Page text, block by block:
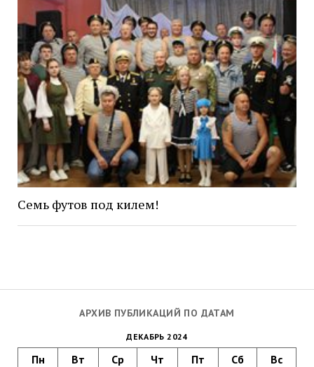
АРХИВ ПУБЛИКАЦИЙ ПО ДАТАМ
ДЕКАБРЬ 2024
Пн Вт Ср Чт Пт Сб Вс
Семь футов под килем!